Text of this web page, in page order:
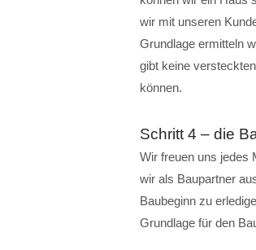
wir mit unseren
Grundlage ermitteln
gibt keine
können.
Schritt 4 – die
Wir freuen uns jedes
wir als Baupartner
Baubeginn zu
Grundlage für den